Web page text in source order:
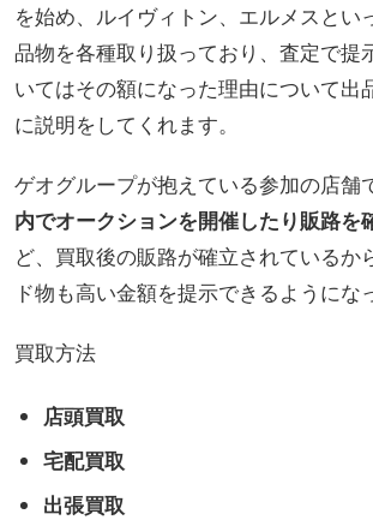
を始め、ルイヴィトン、エルメスとい
品物を各種取り扱っており、査定で提
いてはその額になった理由について出
に説明をしてくれます。
ゲオグループが抱えている参加の店舗
内でオークションを開催したり販路を
ど、買取後の販路が確立されているか
ド物も高い金額を提示できるようにな
買取方法
店頭買取
宅配買取
出張買取